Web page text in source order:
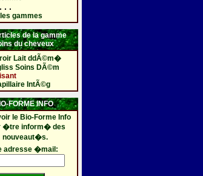
. .
gammes
de la gamme
du cheveux
Lait ddÃ©m�
Soins DÃ©m
IntÃ©g
FORME INFO
le Bio-Forme Info
�tre inform� des
nouveaut�s.
adresse �mail: